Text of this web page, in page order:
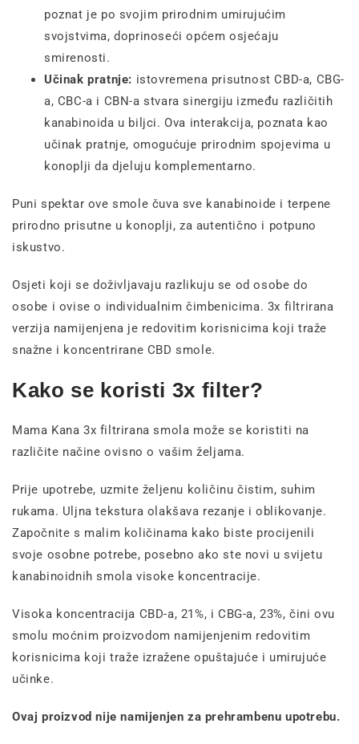
poznat je po svojim prirodnim umirujućim
svojstvima, doprinoseći općem osjećaju
smirenosti.
Učinak pratnje: istovremena prisutnost CBD-a, CBG-
a, CBC-a i CBN-a stvara sinergiju između različitih
kanabinoida u biljci. Ova interakcija, poznata kao
učinak pratnje, omogućuje prirodnim spojevima u
konoplji da djeluju komplementarno.
Puni spektar ove smole čuva sve kanabinoide i terpene
prirodno prisutne u konoplji, za autentično i potpuno
iskustvo.
Osjeti koji se doživljavaju razlikuju se od osobe do
osobe i ovise o individualnim čimbenicima. 3x filtrirana
verzija namijenjena je redovitim korisnicima koji traže
snažne i koncentrirane CBD smole.
Kako se koristi 3x filter?
Mama Kana 3x filtrirana smola može se koristiti na
različite načine ovisno o vašim željama.
Prije upotrebe, uzmite željenu količinu čistim, suhim
rukama. Uljna tekstura olakšava rezanje i oblikovanje.
Započnite s malim količinama kako biste procijenili
svoje osobne potrebe, posebno ako ste novi u svijetu
kanabinoidnih smola visoke koncentracije.
Visoka koncentracija CBD-a, 21%, i CBG-a, 23%, čini ovu
smolu moćnim proizvodom namijenjenim redovitim
korisnicima koji traže izražene opuštajuće i umirujuće
učinke.
Ovaj proizvod nije namijenjen za prehrambenu upotrebu.